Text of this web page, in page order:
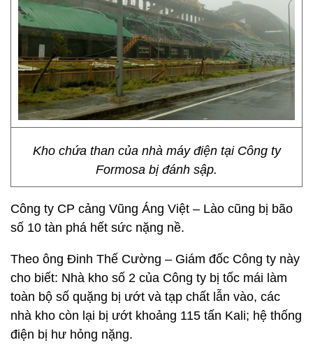
Kho chứa than của nhà máy điện tại Công ty
Formosa bị đánh sập.
Công ty CP cảng Vũng Áng Việt – Lào cũng bị bão
số 10 tàn phá hết sức nặng nề.
Theo ông Đinh Thế Cường – Giám đốc Công ty này
cho biết: Nhà kho số 2 của Công ty bị tốc mái làm
toàn bộ số quặng bị ướt và tạp chất lẫn vào, các
nhà kho còn lại bị ướt khoảng 115 tấn Kali; hệ thống
điện bị hư hỏng nặng.